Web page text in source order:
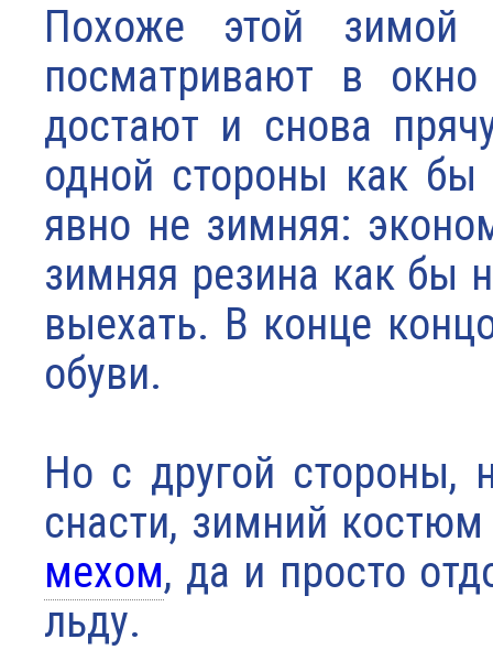
Похоже этой
посматривают в
достают и снова
одной стороны как бы
явно не зимняя:
зимняя резина как бы
выехать. В конце
обуви.
Но с другой стороны,
снасти, зимний
мехом, да и просто
льду.